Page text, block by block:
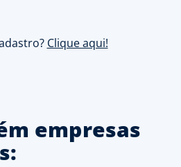
Clique aqui!
empresas